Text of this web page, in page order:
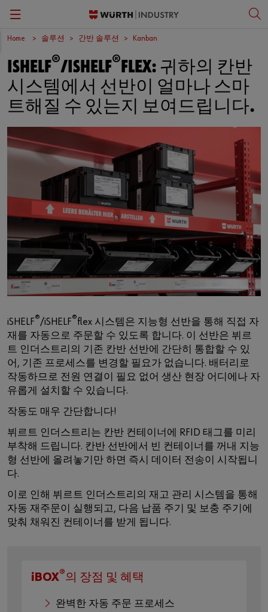
Back
간반 솔루션
품질 관리
보관 관리
키팅 및 조립
ORSY®자판기
작업장 솔루션
C-파트 정보
Back
패스너
작업 안전 보호 용품
공구
전문 제품 및 정밀 조립 부품
소형 전기 부품
Back
뷔르트 비즈니스 아카데미
문화
Back
한국어
English
Home 솔루션 간반 솔루션 Kanban
ISHELF®/ISHELF®FLEX: 귀하의 칸반
시스템에서 선반이 얼마나 스마
트해질 수 있는지 보여드립니다.
iSHELF®/iSHELF®flex 시스템은 지능형 선반을 통해 직접 자
재를 자동으로 주문할 수 있도록 합니다. 이 선반은 뷔르
트 인더스트리의 기존 칸반 선반에 간단히 통합할 수 있
어, 기존 프로세스를 변경할 필요가 없습니다. 배터리로
작동하므로 전원 연결이 필요 없어 생산 현장 어디에나 자
유롭게 설치할 수 있습니다.
작동도 매우 간단합니다!
뷔르트 인더스트리는 칸반 컨테이너에 RFID 태그를 미리
부착해 드립니다. 칸반 선반에서 빈 컨테이너를 꺼내 지능
형 선반에 올려놓기만 하면 즉시 데이터 전송이 시작됩니
다.
이로 인해 뷔르트 인더스트리의 재고 관리 시스템을 통해
자동 재주문이 실행되고, 다음 납품 주기 및 보충 주기에
맞춰 채워진 컨테이너를 받게 됩니다.
iBOX®의 장점 및 혜택
완벽한 자동 주문 프로세스